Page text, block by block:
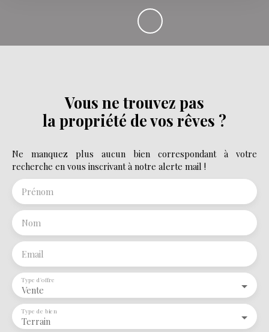
Vous ne trouvez pas
la propriété de vos rêves ?
Ne manquez plus aucun bien correspondant à votre
recherche en vous inscrivant à notre alerte mail !
Prénom
Nom
Email
Vente
Type d'offre
Terrain
Type de bien